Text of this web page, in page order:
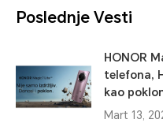
Poslednje Vesti
HONOR
telefona,
kao
Mart 13,